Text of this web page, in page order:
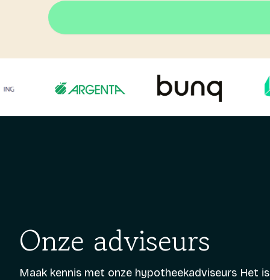
Onze adviseurs
Maak kennis met onze hypotheekadviseurs Het is